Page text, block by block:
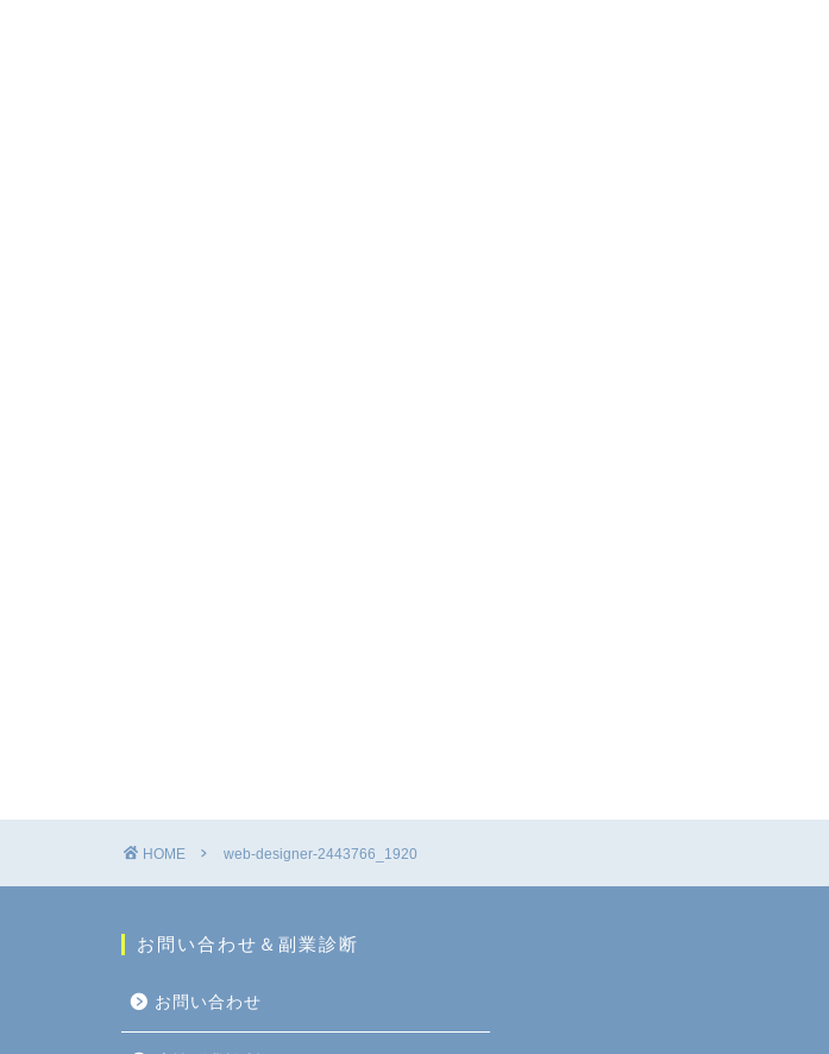
HOME web-designer-2443766_1920
お問い合わせ＆副業診断
お問い合わせ